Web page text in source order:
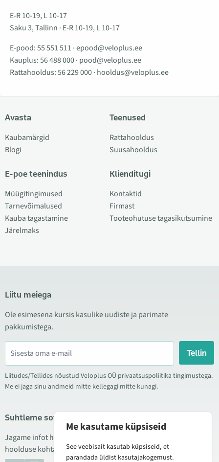
E-R 10-19, L 10-17
Saku 3, Tallinn · E-R 10-19, L 10-17
E-pood:55 551 511 ·epood@veloplus.ee
Kauplus:56 488 000· pood@veloplus.ee
Rattahooldus:56 229 000· hooldus@veloplus.ee
Avasta
Kaubamärgid
Blogi
E-poe teenindus
Müügitingimused
Tarnevõimalused
Kauba tagastamine
Järelmaks
Teenused
Rattahooldus
Suusahooldus
Klienditugi
Kontaktid
Firmast
Tooteohutuse tagasikutsumine
Liitu meiega
Ole esimesena kursis kasulike uudiste ja parimate
pakkumistega.
Tellin
Liitudes/Tellides nõustud Veloplus OÜ privaatsuspoliitika tingimustega.
Me ei jaga sinu andmeid mitte kellegagi mitte kunagi.
Suhtleme sotsiaalmeedias
Jagame infot hea hinna kampaaniate, uute toodete ning
hoolduse kohta. Mõnikord teeme ka tooteülevaateid.
Me kasutame küpsiseid
See veebisait kasutab küpsiseid, et
parandada üldist kasutajakogemust.